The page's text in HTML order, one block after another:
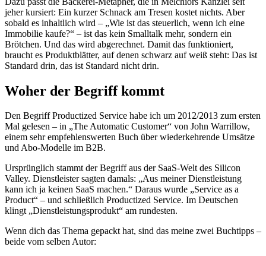
jeher kursiert: Ein kurzer Schnack am Tresen kostet nichts. Aber
sobald es inhaltlich wird – „Wie ist das steuerlich, wenn ich eine
Immobilie kaufe?“ – ist das kein Smalltalk mehr, sondern ein
Brötchen. Und das wird abgerechnet. Damit das funktioniert,
braucht es Produktblätter, auf denen schwarz auf weiß steht: Das ist
Standard drin, das ist Standard nicht drin.
Woher der Begriff kommt
Den Begriff Productized Service habe ich um 2012/2013 zum ersten
Mal gelesen – in „The Automatic Customer“ von John Warrillow,
einem sehr empfehlenswerten Buch über wiederkehrende Umsätze
und Abo-Modelle im B2B.
Ursprünglich stammt der Begriff aus der SaaS-Welt des Silicon
Valley. Dienstleister sagten damals: „Aus meiner Dienstleistung
kann ich ja keinen SaaS machen.“ Daraus wurde „Service as a
Product“ – und schließlich Productized Service. Im Deutschen
klingt „Dienstleistungsprodukt“ am rundesten.
Wenn dich das Thema gepackt hat, sind das meine zwei Buchtipps –
beide vom selben Autor: